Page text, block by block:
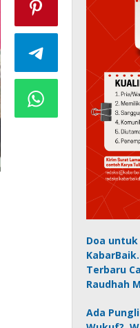
Doa untuk
Terbaru
Raudhah
Ada